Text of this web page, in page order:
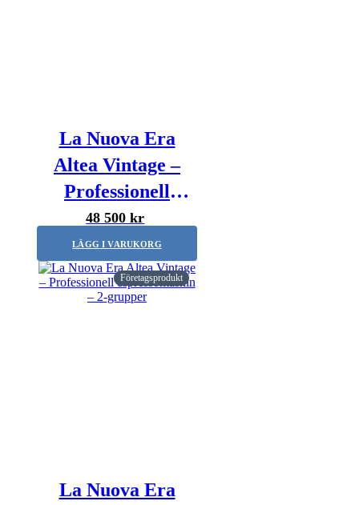
La Nuova Era
Altea Vintage –
Professionell
espressomaskin –
1-grupp
48 500 kr
LÄGG I VARUKORG
Företagsprodukt
La Nuova Era